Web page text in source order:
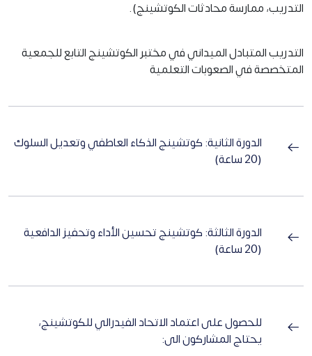
التدريب، ممارسة محادثات الكوتشينج).
التدريب المتبادل الميداني في مختبر الكوتشينج التابع للجمعية
المتخصصة في الصعوبات التعلمية
الدورة الثانية: كوتشينج الذكاء العاطفي وتعديل السلوك
(20 ساعة)
الدورة الثالثة: كوتشينج تحسين الأداء وتحفيز الدافعية
(20 ساعة)
للحصول على اعتماد الاتحاد الفيدرالي للكوتشينج،
يحتاج المشاركون الى: